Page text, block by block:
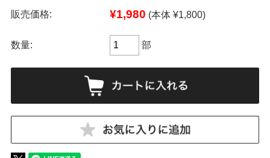
販売価格: ¥1,980 (本体 ¥1,800)
数量: 部